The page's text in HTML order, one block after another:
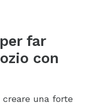
far
con
una forte